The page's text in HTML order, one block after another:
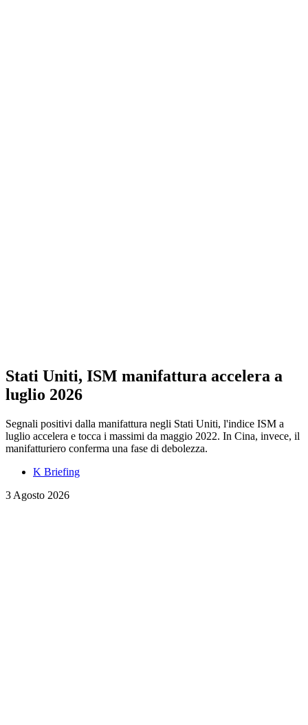
Stati Uniti, ISM manifattura accelera a
luglio 2026
Segnali positivi dalla manifattura negli Stati Uniti, l'indice ISM a
luglio accelera e tocca i massimi da maggio 2022. In Cina, invece, il
manifatturiero conferma una fase di debolezza.
K Briefing
3 Agosto 2026